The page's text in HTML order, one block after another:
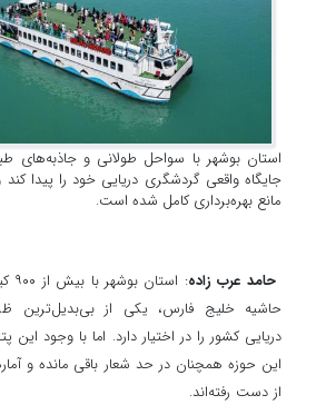
استان بوشهر با سواحل طولانی و جاذبه‌های
جایگاه واقعی گردشگری دریایی خود را پیدا
مانع بهره‌برداری کامل شده است.
حامد عرب زاده
:
حاشیه خلیج فارس، یکی از بی‌بدیل‌ترین
دریایی کشور را در اختیار دارد. اما با وجود این
این حوزه همچنان در حد شعار باقی مانده و
از دست رفته‌اند.